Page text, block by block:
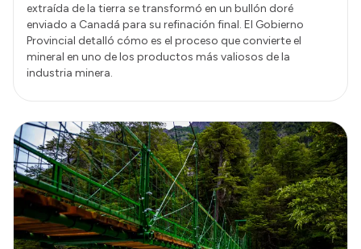
extraída de la tierra se transformó en un bullón doré
enviado a Canadá para su refinación final. El Gobierno
Provincial detalló cómo es el proceso que convierte el
mineral en uno de los productos más valiosos de la
industria minera.